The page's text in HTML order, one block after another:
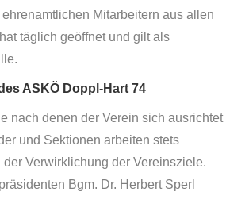
Mitarbeitern aus allen
täglich geöffnet und gilt als
ASKÖ Doppl-Hart 74
nach denen der Verein sich ausrichtet
und Sektionen arbeiten stets
Verwirklichung der Vereinsziele.
Bgm. Dr. Herbert Sperl